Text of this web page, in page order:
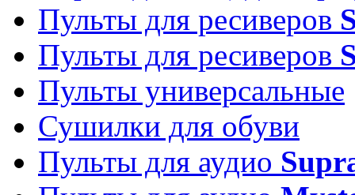
Пульты для ресиверов
Пульты для ресиверов
Пульты универсальные
Сушилки для обуви
Пульты для аудио